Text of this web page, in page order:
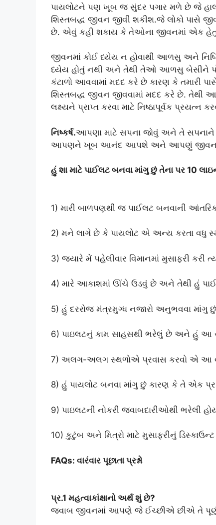
પાયલોટને પણ ખૂબ જ સુંદર પગાર મળે છે જે
શિસ્તબદ્ધ જીવન જીવી શકીશ.જે લોકો પાસે
છે. એવું કહી શકાય કે તેઓના જીવનમાં એક
જીવનમાં કોઈ ધ્યેય ન હોવાથી આળસુ અને
ધ્યેય હોતું નથી અને તેથી તેઓ આળસુ બેસીને
કંટાળો આવવામાં મદદ કરે છે કારણ કે તમારી
શિસ્તબદ્ધ જીવન જીવવામાં મદદ કરે છે.
લક્ષ્યને પ્રાપ્ત કરવા માટે નિષ્ઠાપૂર્વક પ્રયત્ન
નિષ્કર્ષ.આપણા માટે સપના જોવું અને તે સપનાને
આપણને ખૂબ આનંદ આપશે અને આપણું જીવન
હું શા માટે પાઈલટ બનવા માંગુ છું તેના પર 10
1) મારી બાળપણથી જ પાઈલટ બનવાની
2) મને લાગે છે કે પાયલોટ એ અન્ય કરતા વધુ
3) જ્યારે મેં પહેલીવાર વિમાનમાં મુસાફરી કરી
4) મારે આકાશમાં ઊંચે ઉડવું છે અને તેથી હું
5) હું દરરોજ મંત્રમુગ્ધ નજારો અનુભવવા
6) પાઇલટનું કામ સાહસથી ભરેલું છે અને હું આ
7) અલગ-અલગ સ્થળોએ પ્રવાસ કરવો એ આ
8) હું પાયલોટ બનવા માંગુ છું કારણ કે તે એક
9) પાઇલટની નોકરી જવાબદારીઓથી ભરેલી
10) કુટુંબ અને મિત્રો માટે મુસાફરીનું
FAQs: વારંવાર પૂછાતા પ્રશ્નો
પ્ર.1 મહત્વાકાંક્ષાનો અર્થ શું છે?
જવાબ જીવનમાં આપણે જે ઈચ્છીએ છીએ તે